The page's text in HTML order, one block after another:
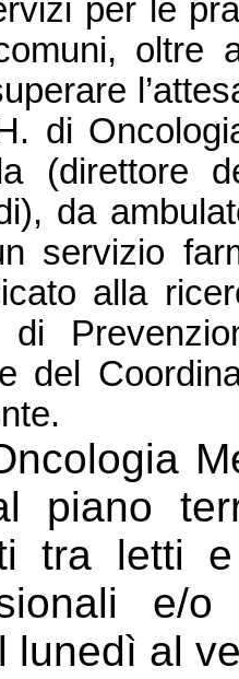
per le
oltre
di
(direttore
da
servizio
alla
del
piano
tra letti
e/
lunedì al